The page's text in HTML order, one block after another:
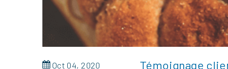
Oct 04, 2020
Témoignage